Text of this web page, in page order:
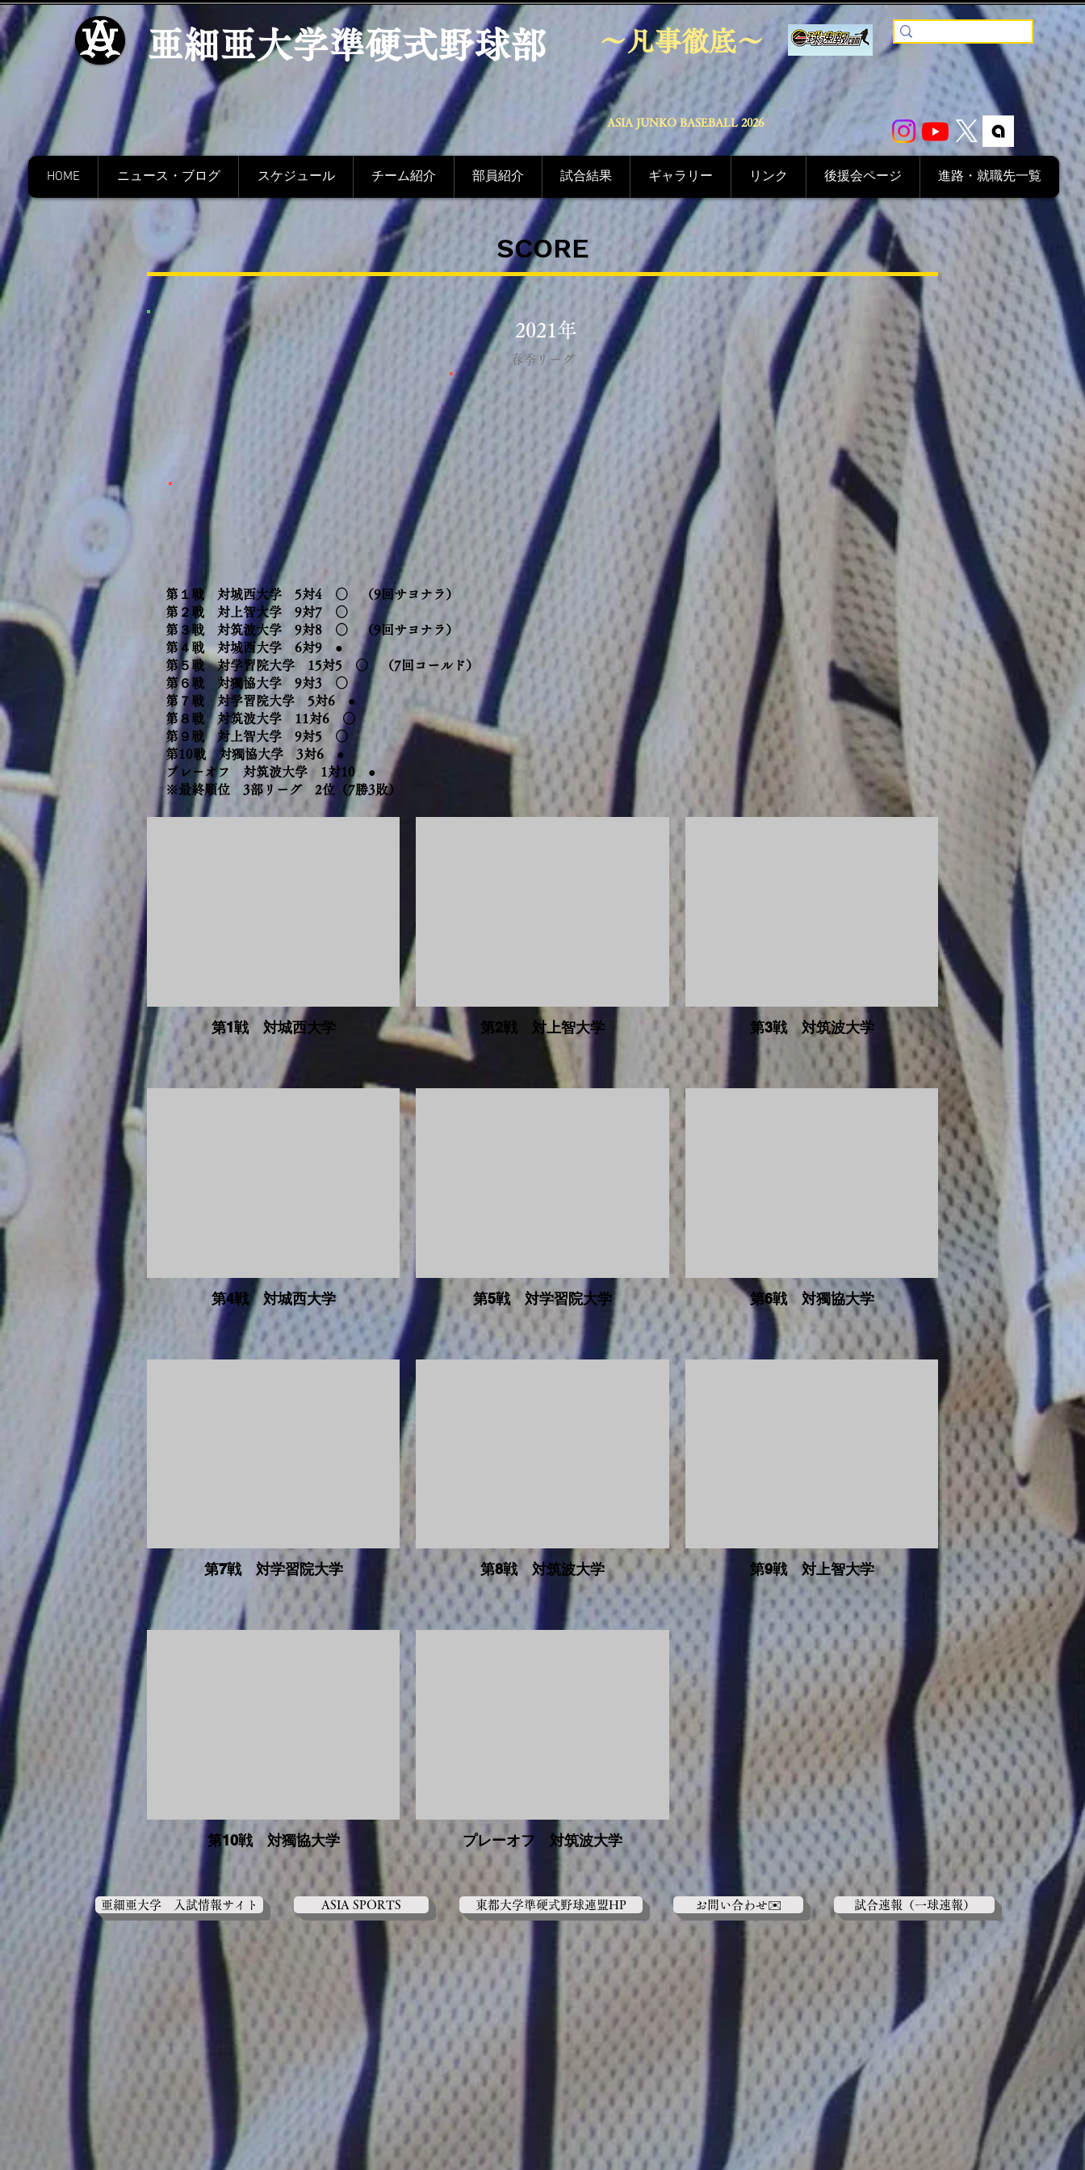
​亜細亜大学準硬式野球部 〜凡事徹底〜
ASIA JUNKO BASEBALL2026
HOME ニュース・ブログ スケジュール チーム紹介 部員紹介 試合結果 ギャラリー リンク 後援会ページ 進路・就職先一覧
​春季リーグ
​SCORE
2021年
第１戦 対城西大学 5対4 ○ （9回サヨナラ）
第２戦 対上智大学 9対7 ○
第３戦 対筑波大学 9対8 ○ （9回サヨナラ）
第４戦 対城西大学 6対9 ●
第５戦 対学習院大学 15対5 ○ （7回コールド）
第６戦 対獨協大学 9対3 ○
第７戦 対学習院大学 5対6 ●
第８戦 対筑波大学 11対6 ○
第９戦 対上智大学 9対5 ○
第10戦 対獨協大学 3対6 ●
プレーオフ 対筑波大学 1対10 ●
※最終順位 3部リーグ 2位（7勝3敗）
第1戦 対城西大学 第2戦 対上智大学 第3戦 対筑波大学
第4戦 対城西大学 第5戦 対学習院大学 第6戦 対獨協大学
第7戦 対学習院大学 第8戦 対筑波大学 第9戦 対上智大学
第10戦 対獨協大学 プレーオフ 対筑波大学
亜細亜大学 入試情報サイト ASIA SPORTS 東都大学準硬式野球連盟HP お問い合わせ✉️ 試合速報（一球速報）